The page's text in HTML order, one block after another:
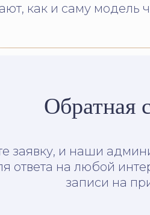
как и саму модель
Обратная
заявку, и наши
ответа на любой
записи на